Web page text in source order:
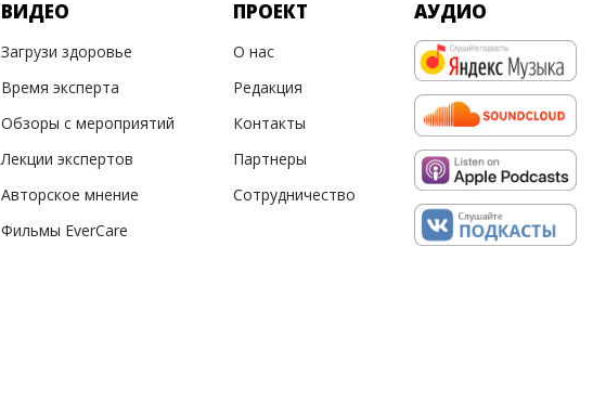
ВИДЕО
Загрузи здоровье
Время эксперта
Обзоры с мероприятий
Лекции экспертов
Авторское мнение
Фильмы EverCare
ПРОЕКТ
О нас
Редакция
Контакты
Партнеры
Сотрудничество
АУДИО